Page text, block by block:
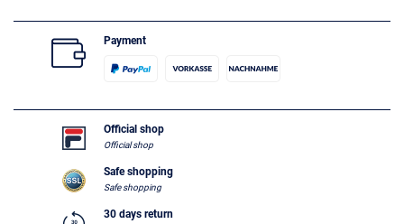
Payment
Official shop
Official shop
Safe shopping
Safe shopping
30 days return